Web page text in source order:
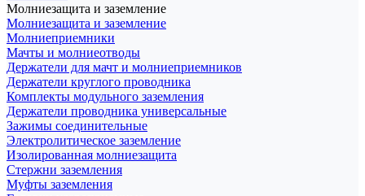
Молниезащита и заземление
Молниезащита и заземление
Молниеприемники
Мачты и молниеотводы
Держатели для мачт и молниеприемников
Держатели круглого проводника
Комплекты модульного заземления
Держатели проводника универсальные
Зажимы соединительные
Электролитическое заземление
Изолированная молниезащита
Стержни заземления
Муфты заземления